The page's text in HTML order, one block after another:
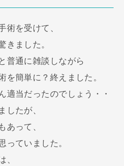
術を受けて、
きました。
普通に雑談しながら
を簡単に？終えました。
適当だったのでしょう・・
したが、
あって、
っていました。
、